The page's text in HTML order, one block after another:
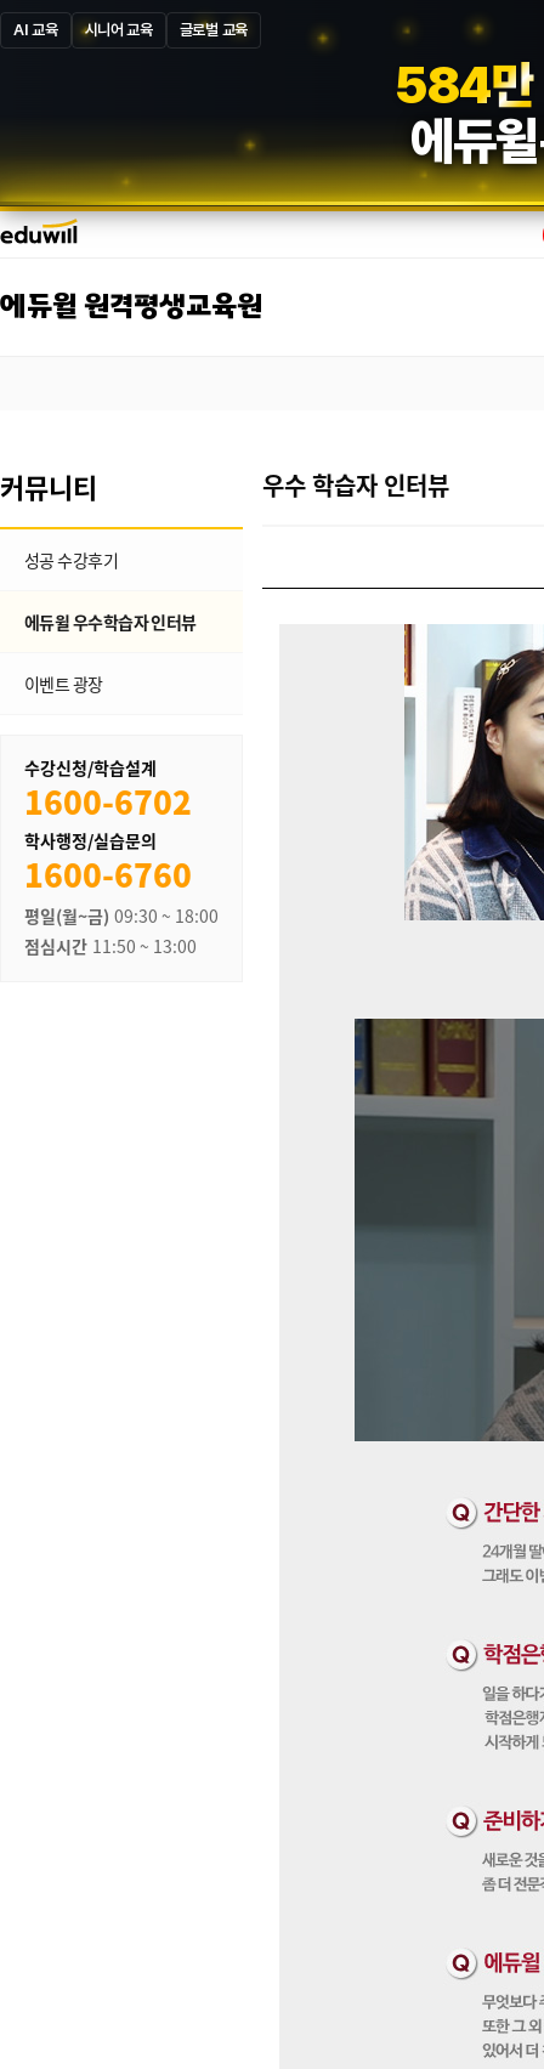
AI 교육 시니어 교육 글로벌 교육
587만
에듀윌
에듀윌 원격평생교육원
커뮤니티
성공 수강후기
에듀윌 우수학습자 인터뷰
이벤트 광장
수강신청/학습설계
1600-6702
학사행정/실습문의
1600-6760
평일(월~금) 09:30 ~ 18:00
점심시간 11:50 ~ 13:00
우수 학습자 인터뷰